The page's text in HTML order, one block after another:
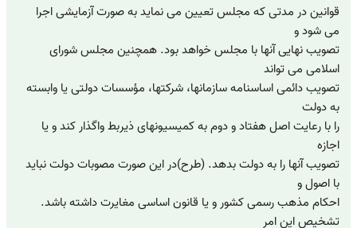
قوانین‏ در مدتی‏ که‏ مجلس‏ تعیین‏ می‏ نماید به‏ صورت‏ آزمایشی‏ اجرا
می‏ شود و
تصویب‏ نهایی‏ آنها با مجلس‏ خواهد بود. همچنین‏ مجلس‏ شورای‏
اسلامی‏ می‏ تواند
تصویب‏ دائمی‏ اساسنامه‏ سازمانها، شرکتها، مؤسسات‏ دولتی‏ یا وابسته‏
به‏ دولت‏
را با رعایت‏ اصل‏ هفتاد و دوم‏ به‏ کمیسیونهای‏ ذیربط واگذار کند و یا
اجازه‏
تصویب‏ آنها را به‏ دولت‏ بدهد. (طرح)در این‏ صورت‏ مصوبات‏ دولت‏ نباید
با اصول‏ و
احکام‏ مذهب‏ رسمی‏ کشور و یا قانون‏ اساسی‏ مغایرت‏ داشته‏ باشد.
تشخیص‏ این‏ امر